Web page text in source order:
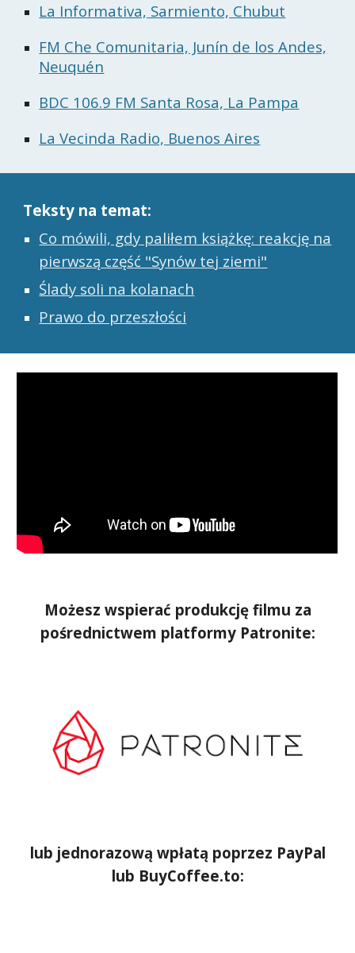
La Informativa, Sarmiento, Chubut
FM Che Comunitaria, Junín de los Andes,
Neuquén
BDC 106.9 FM Santa Rosa, La Pampa
La Vecinda Radio, Buenos Aires
Teksty na temat:
Co mówili, gdy paliłem książkę: reakcję na
pierwszą część "Synów tej ziemi"
Ślady soli na kolanach
Prawo do przeszłości
Możesz wspierać produkcję filmu za
pośrednictwem platformy Patronite:
lub jednorazową wpłatą poprzez PayPal
lub BuyCoffee.to: